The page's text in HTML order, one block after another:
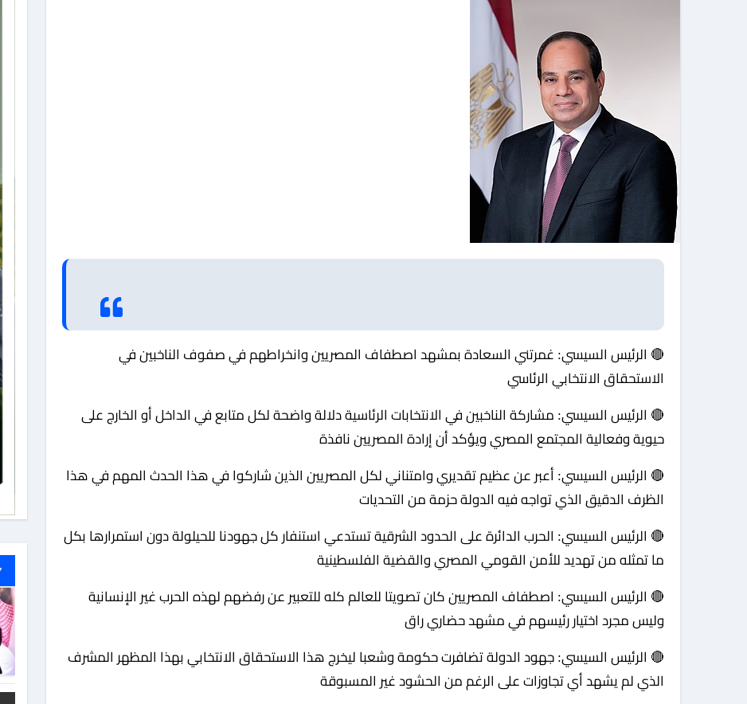
🔴 الرئيس السيسي: غمرتني السعادة بمشهد اصطفاف المصريين وانخراطهم في صفوف الناخبين في
الاستحقاق الانتخابي الرئاسي
🔴 الرئيس السيسي: مشاركة الناخبين في الانتخابات الرئاسية دلالة واضحة لكل متابع في الداخل أو الخارج على
حيوية وفعالية المجتمع المصري ويؤكد أن إرادة المصريين نافذة
🔴 الرئيس السيسي: أعبر عن عظيم تقديري وامتناني لكل المصريين الذين شاركوا في هذا الحدث المهم في هذا
الظرف الدقيق الذي تواجه فيه الدولة حزمة من التحديات
🔴 الرئيس السيسي: الحرب الدائرة على الحدود الشرقية تستدعي استنفار كل جهودنا للحيلولة دون استمرارها بكل
ما تمثله من تهديد للأمن القومي المصري والقضية الفلسطينية
🔴 الرئيس السيسي: اصطفاف المصريين كان تصويتا للعالم كله للتعبير عن رفضهم لهذه الحرب غير الإنسانية
وليس مجرد اختيار رئيسهم في مشهد حضاري راق
🔴 الرئيس السيسي: جهود الدولة تضافرت حكومة وشعبا ليخرج هذا الاستحقاق الانتخابي بهذا المظهر المشرف
الذي لم يشهد أي تجاوزات على الرغم من الحشود غير المسبوقة